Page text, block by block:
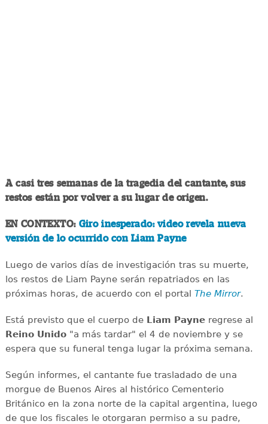
A casi tres semanas de la tragedia del cantante, sus
restos están por volver a su lugar de origen.
EN CONTEXTO: Giro inesperado: video revela nueva
versión de lo ocurrido con Liam Payne
Luego de varios días de investigación tras su muerte,
los restos de Liam Payne serán repatriados en las
próximas horas, de acuerdo con el portal The Mirror.
Está previsto que el cuerpo de Liam Payneregrese al
Reino Unido"a más tardar" el 4 de noviembre y se
espera que su funeral tenga lugar la próxima semana.
Según informes, el cantante fue trasladado de una
morgue de Buenos Aires al histórico Cementerio
Británico en la zona norte de la capital argentina, luego
de que los fiscales le otorgaran permiso a su padre,